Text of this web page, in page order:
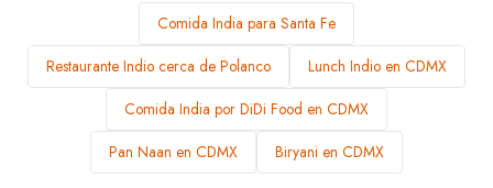
Comida India para Santa Fe
Restaurante Indio cerca de Polanco
Lunch Indio en CDMX
Comida India por DiDi Food en CDMX
Pan Naan en CDMX
Biryani en CDMX